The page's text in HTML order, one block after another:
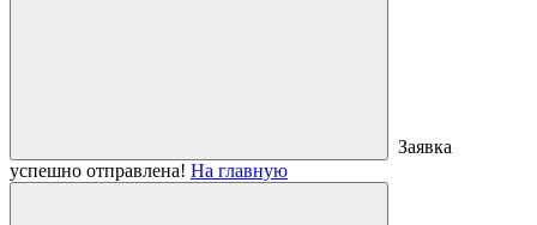
Заявка
успешно отправлена! На главную